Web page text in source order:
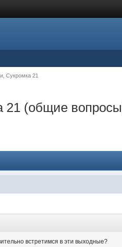
Сукромка 21
21 (общие
встретимся в эти выходные?